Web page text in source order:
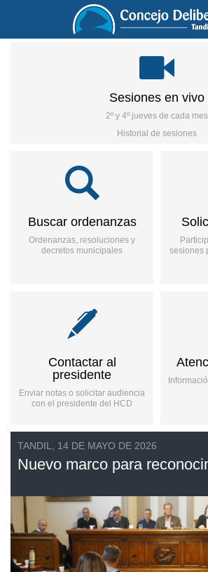
Sesiones en vivo
2º y 4º jueves de cada mes
Historial de sesiones
Buscar ordenanzas
Ordenanzas, resoluciones y
decretos municipales
sesiones
Contactar al
presidente
Enviar notas o solicitar audiencia
con el presidente del HCD
TANDIL, 14 DE MAYO DE 2026
Nuevo marco para